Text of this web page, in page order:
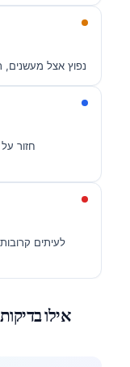
נפוץ אצל מעשנים,
חזור
לעיתים
אילו